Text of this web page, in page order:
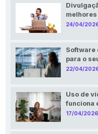
24/04/
Software
para o
22/04/
Uso de
funciona
17/04/